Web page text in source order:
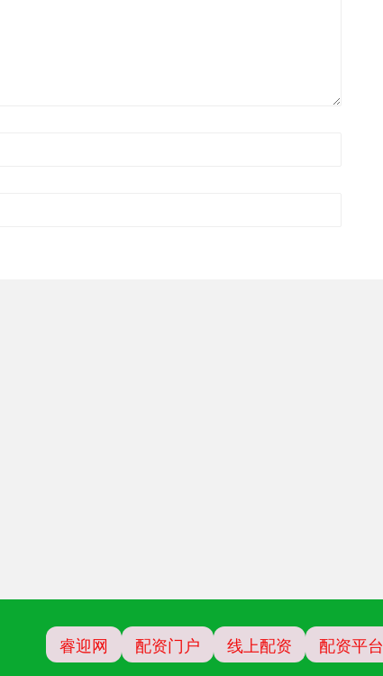
睿迎网 配资门户 线上配资 配资平台